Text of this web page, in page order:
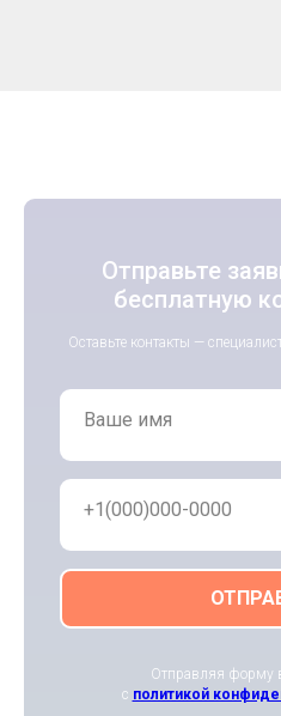
Отправьте
бесплатную
Оставьте контакты —
Ваше имя
+1(000)000-0000
Отправляя форму
с политикой